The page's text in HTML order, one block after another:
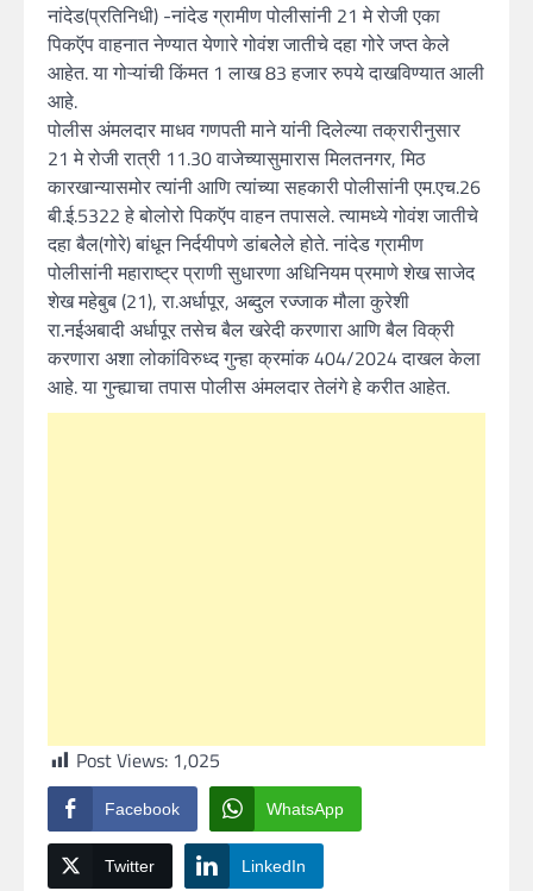
नांदेड(प्रतिनिधी) -नांदेड ग्रामीण पोलीसांनी 21 मे रोजी एका
पिकऍप वाहनात नेण्यात येणारे गोवंश जातीचे दहा गोरे जप्त केले
आहेत. या गोऱ्यांची किंमत 1 लाख 83 हजार रुपये दाखविण्यात आली
आहे.
पोलीस अंमलदार माधव गणपती माने यांनी दिलेल्या तक्रारीनुसार
21 मे रोजी रात्री 11.30 वाजेच्यासुमारास मिलतनगर, मिठ
कारखान्यासमोर त्यांनी आणि त्यांच्या सहकारी पोलीसांनी एम.एच.26
बी.ई.5322 हे बोलोरो पिकऍप वाहन तपासले. त्यामध्ये गोवंश जातीचे
दहा बैल(गोरे) बांधून निर्दयीपणे डांबलेेले होते. नांदेड ग्रामीण
पोलीसांनी महाराष्ट्र प्राणी सुधारणा अधिनियम प्रमाणे शेख साजेद
शेख महेबुब (21), रा.अर्धापूर, अब्दुल रज्जाक मौला कुरेशी
रा.नईअबादी अर्धापूर तसेच बैल खरेदी करणारा आणि बैल विक्री
करणारा अशा लोकांविरुध्द गुन्हा क्रमांक 404/2024 दाखल केला
आहे. या गुन्ह्याचा तपास पोलीस अंमलदार तेलंगे हे करीत आहेत.
Post Views: 1,025
Facebook WhatsApp
Twitter LinkedIn